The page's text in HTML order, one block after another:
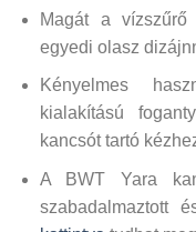
Magát a vízszűrő
egyedi olasz
Kényelmes
kialakítású
kancsót tartó
A BWT Yara
szabadalmaztott